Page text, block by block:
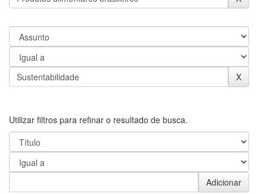
Utilizar filtros para refinar o resultado de busca.